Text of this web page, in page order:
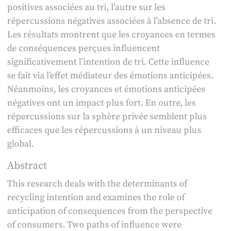
positives associées au tri, l’autre sur les
répercussions négatives associées à l’absence de tri.
Les résultats montrent que les croyances en termes
de conséquences perçues influencent
significativement l’intention de tri. Cette influence
se fait via l’effet médiateur des émotions anticipées.
Néanmoins, les croyances et émotions anticipées
négatives ont un impact plus fort. En outre, les
répercussions sur la sphère privée semblent plus
efficaces que les répercussions à un niveau plus
global.
Abstract
This research deals with the determinants of
recycling intention and examines the role of
anticipation of consequences from the perspective
of consumers. Two paths of influence were